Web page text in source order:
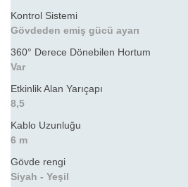
Kontrol Sistemi
Gövdeden emiş gücü ayarı
360° Derece Dönebilen Hortum
Var
Etkinlik Alan Yarıçapı
8,5
Kablo Uzunluğu
6 m
Gövde rengi
Siyah - Yeşil